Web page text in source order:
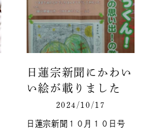
日蓮宗新聞にかわい
い絵が載りました
2024/10/17
日蓮宗新聞１０月１０日号